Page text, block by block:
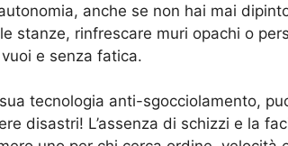
anche se non hai mai
stanze, rinfrescare muri opachi o
e senza fatica.
tecnologia anti-sgocciolamento,
disastri! L’assenza di schizzi e la